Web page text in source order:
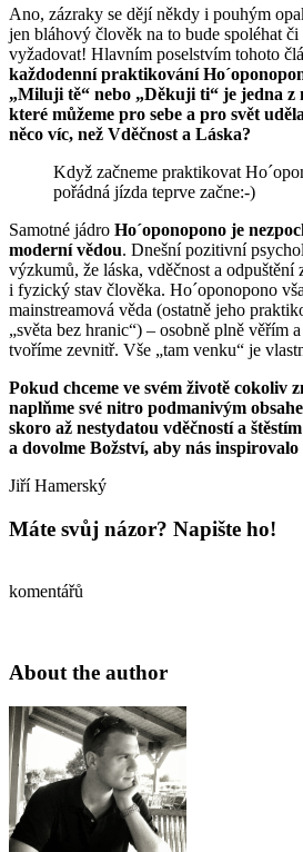
Ano, zázraky se dějí někdy i pouhým
jen bláhový člověk na to bude spoléhat
vyžadovat! Hlavním poselstvím tohoto
každodenní praktikování
„Miluji tě“ nebo „Děkuji ti“ je jedna z
které můžeme pro sebe a pro svět
něco víc, než Vděčnost a Láska?
Když začneme praktikovat
pořádná jízda teprve začne:-)
Samotné jádro Ho´oponopono je
moderní vědou. Dnešní pozitivní
výzkumů, že láska, vděčnost a
i fyzický stav člověka. Ho´oponopono
mainstreamová věda (ostatně jeho
„světa bez hranic“) – osobně plně věřím
tvoříme zevnitř. Vše „tam venku“ je
Pokud chceme ve svém životě cokoliv
naplňme své nitro podmanivým
skoro až nestydatou vděčností a štěstím
a dovolme Božství, aby nás
Jiří Hamerský
Máte svůj názor? Napište ho!
komentářů
About the author